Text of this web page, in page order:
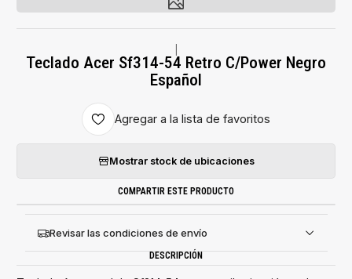
Teclado Acer Sf314-54 Retro C/Power Negro
Español
Agregar a la lista de favoritos
Mostrar stock de ubicaciones
COMPARTIR ESTE PRODUCTO
Revisar las condiciones de envío
DESCRIPCIÓN